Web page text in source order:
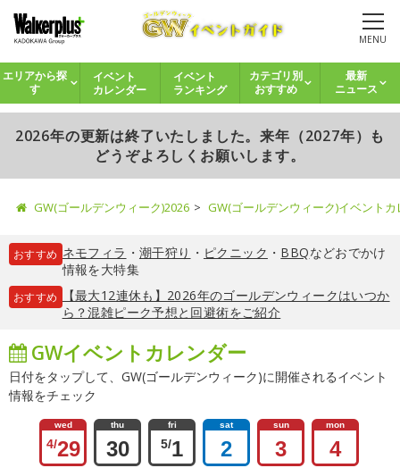
MENU
エリアから探
す
イベント
カレンダー
イベント
ランキング
カテゴリ別
おすすめ
最新
ニュース
2026年の更新は終了いたしました。来年（2027年）も
どうぞよろしくお願いします。
GW(ゴールデンウィーク)2026 GW(ゴールデンウィーク)イベント
おすすめ ネモフィラ ・ 潮干狩り ・ ピクニック ・ BBQなどおでかけ
情報を大特集
おすすめ
【最大12連休も】2026年のゴールデンウィークはいつか
ら？混雑ピーク予想と回避術をご紹介
GWイベントカレンダー
日付をタップして、GW(ゴールデンウィーク)に開催されるイベント
情報をチェック
wed
4/29
thu
30
fri
5/1
sat
2
sun
3
mon
4